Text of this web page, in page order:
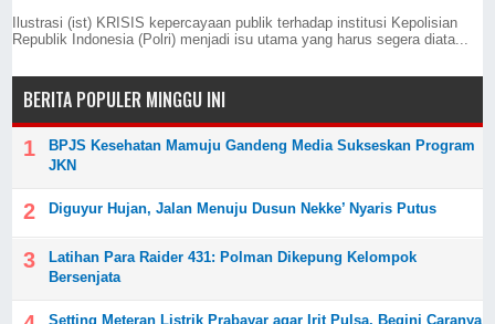
Ilustrasi (ist) KRISIS kepercayaan publik terhadap institusi Kepolisian
Republik Indonesia (Polri) menjadi isu utama yang harus segera diata...
BERITA POPULER MINGGU INI
BPJS Kesehatan Mamuju Gandeng Media Sukseskan Program
JKN
Diguyur Hujan, Jalan Menuju Dusun Nekke’ Nyaris Putus
Latihan Para Raider 431: Polman Dikepung Kelompok
Bersenjata
Setting Meteran Listrik Prabayar agar Irit Pulsa, Begini Caranya